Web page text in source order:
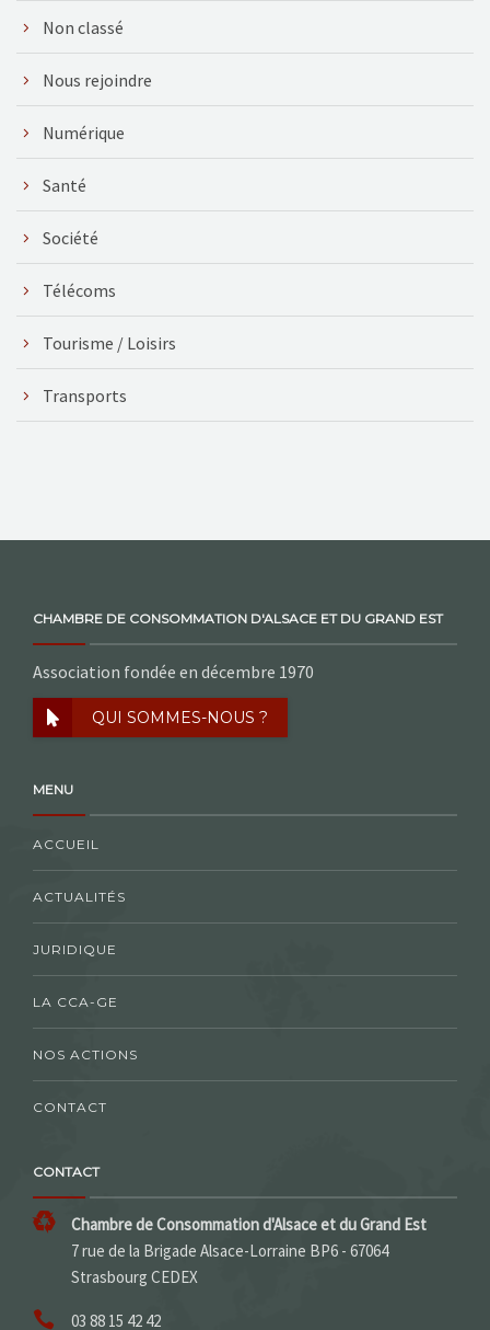
Non classé
Nous rejoindre
Numérique
Santé
Société
Télécoms
Tourisme / Loisirs
Transports
CHAMBRE DE CONSOMMATION D'ALSACE ET DU GRAND EST
Association fondée en décembre 1970
QUI SOMMES-NOUS ?
MENU
ACCUEIL
ACTUALITÉS
JURIDIQUE
LA CCA-GE
NOS ACTIONS
CONTACT
CONTACT
Chambre de Consommation d'Alsace et du Grand Est
7 rue de la Brigade Alsace-Lorraine BP6 - 67064
Strasbourg CEDEX
03 88 15 42 42